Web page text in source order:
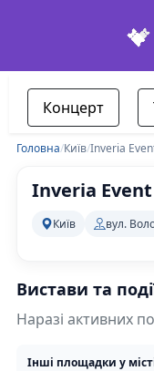
Концерт
Головна/Київ/Inveria
Inveria Event
Київ вул.
Вистави та
Наразі активних
Інші площадки у